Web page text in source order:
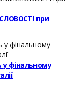
при
у фінальному